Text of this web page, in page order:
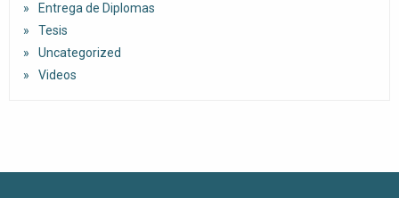
Entrega de Diplomas
Tesis
Uncategorized
Videos